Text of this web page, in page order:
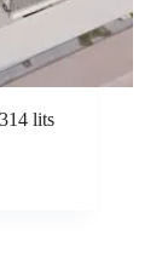
lits